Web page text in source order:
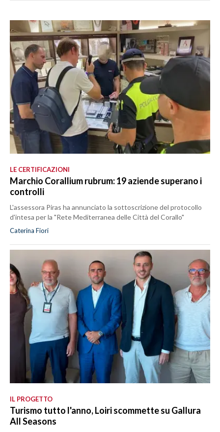
LE CERTIFICAZIONI
Marchio Corallium rubrum: 19 aziende superano i
controlli
L'assessora Piras ha annunciato la sottoscrizione del protocollo
d'intesa per la "Rete Mediterranea delle Città del Corallo"
Caterina Fiori
IL PROGETTO
Turismo tutto l'anno, Loiri scommette su Gallura
All Seasons